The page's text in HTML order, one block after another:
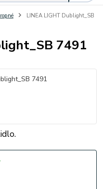
LINEA LIGHT Dublight_SB
7491